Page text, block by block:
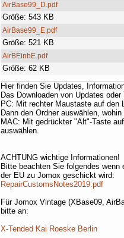
AirBase99_D.pdf
Größe: 543 KB
AirBase99_E.pdf
Größe: 521 KB
AirBEinbE.pdf
Größe: 62 KB
Hier finden Sie Updates,
Das Downloaden von Updates
PC: Mit rechter Maustaste auf den
Dann den Ordner auswählen,
MAC: Mit gedrückter "Alt"-Taste
auswählen.
ACHTUNG wichtige Informationen!
Bitte beachten Sie folgendes wenn
der EU zu Jomox geschickt wird:
RepairCustomsNotes2019.pdf
Für Jomox Vintage (XBase09,
bitte an:
X-Tended Kai Roeske Berlin